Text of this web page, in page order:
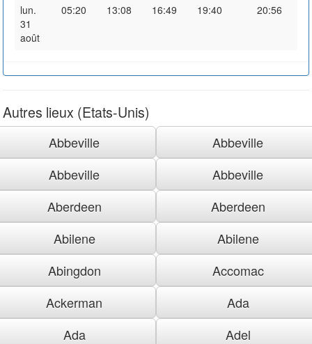
lun.
31
août
05:20 13:08 16:49 19:40 20:56
Autres lieux (Etats-Unis)
Abbeville
Abbeville
Abbeville
Abbeville
Aberdeen
Aberdeen
Abilene
Abilene
Abingdon
Accomac
Ackerman
Ada
Ada
Adel